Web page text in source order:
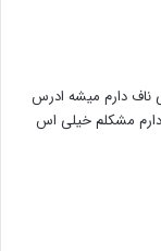
ناف دارم میشه ادرس
دارم مشکلم خیلی اس